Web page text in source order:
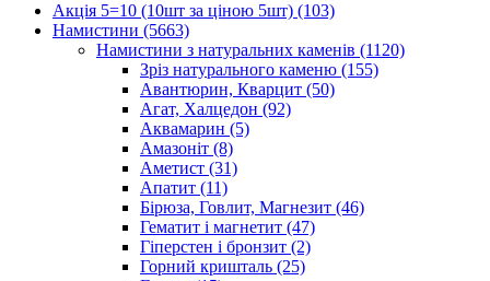
Акція 5=10 (10шт за ціною 5шт) (103)
Намистини (5663)
Намистини з натуральних каменів (1120)
Зріз натурального каменю (155)
Авантюрин, Кварцит (50)
Агат, Халцедон (92)
Аквамарин (5)
Амазоніт (8)
Аметист (31)
Апатит (11)
Бірюза, Говлит, Магнезит (46)
Гематит і магнетит (47)
Гіперстен і бронзит (2)
Горний кришталь (25)